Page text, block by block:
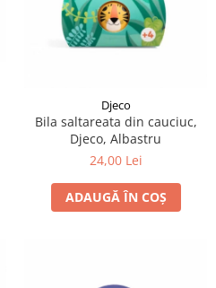
Djeco
Bila saltareata din cauciuc,
Djeco, Albastru
24,00 Lei
ADAUGĂ ÎN COȘ